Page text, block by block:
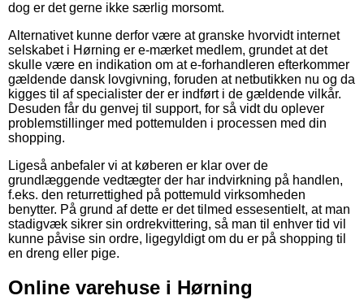
dog er det gerne ikke særlig morsomt.
Alternativet kunne derfor være at granske hvorvidt internet
selskabet i Hørning er e-mærket medlem, grundet at det
skulle være en indikation om at e-forhandleren efterkommer
gældende dansk lovgivning, foruden at netbutikken nu og da
kigges til af specialister der er indført i de gældende vilkår.
Desuden får du genvej til support, for så vidt du oplever
problemstillinger med pottemulden i processen med din
shopping.
Ligeså anbefaler vi at køberen er klar over de
grundlæggende vedtægter der har indvirkning på handlen,
f.eks. den returrettighed på pottemuld virksomheden
benytter. På grund af dette er det tilmed essesentielt, at man
stadigvæk sikrer sin ordrekvittering, så man til enhver tid vil
kunne påvise sin ordre, ligegyldigt om du er på shopping til
en dreng eller pige.
Online varehuse i Hørning